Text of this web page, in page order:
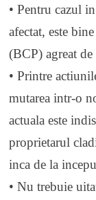
• Pentru cazul
afectat, este
(BCP) agreat
• Printre
mutarea intr-o
actuala este
proprietarul
inca de la
• Nu trebuie